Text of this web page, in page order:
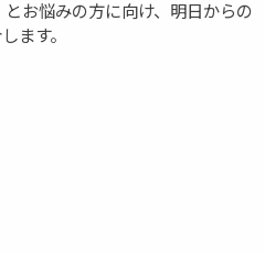
お悩みの方に向け、明日からの
ます。